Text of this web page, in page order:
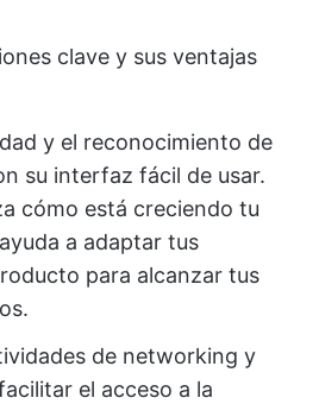
clave y sus ventajas
y el reconocimiento de
su interfaz fácil de usar.
cómo está creciendo tu
a adaptar tus
para alcanzar tus
de networking y
el acceso a la